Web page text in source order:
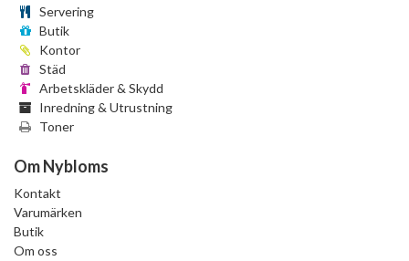
Servering
Butik
Kontor
Städ
Arbetskläder & Skydd
Inredning & Utrustning
Toner
Om Nybloms
Kontakt
Varumärken
Butik
Om oss